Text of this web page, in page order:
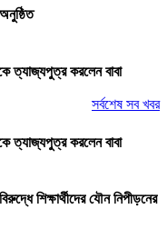
ত্যাজ্যপুত্র করলেন বাবা
সর্বশেষ সব খবর
ত্যাজ্যপুত্র করলেন বাবা
শিক্ষার্থীদের যৌন নিপীড়নের